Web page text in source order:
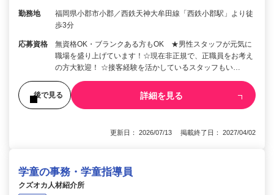
勤務地
福岡県小郡市小郡／西鉄天神大牟田線「西鉄小郡駅」より徒
歩3分
応募資格
無資格OK・ブランクある方もOK ★男性スタッフが元気に
職場を盛り上げています！☆現在非正規で、正職員をお考え
の方大歓迎！ ☆接客経験を活かしているスタッフもい…
後で見る 詳細を見る
更新日： 2026/07/13 掲載終了日： 2027/04/02
学童の事務・学童指導員
クズオカ人材紹介所